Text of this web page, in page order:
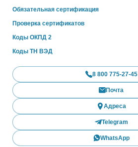
Обязательная сертификация
Проверка сертификатов
Коды ОКПД 2
Коды ТН ВЭД
8 800 775-27-45
Почта
Адреса
Telegram
WhatsApp